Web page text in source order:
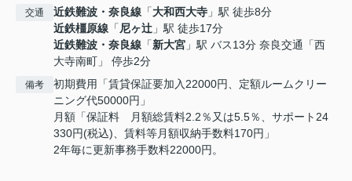
交通 近鉄難波・奈良線 「大和西大寺 」駅 徒歩8分
近鉄橿原線 「 尼ヶ辻 」駅 徒歩17分
近鉄難波・奈良線 「新大宮 」駅 バス13分 奈良交通「西
大寺南町」 停歩2分
備考
初期費用「賃貸保証要加入22000円、定額ルームクリー
ニング代50000円」
月額「保証料 月額総賃料2.2％又は5.5％、サポート24
330円(税込)、賃料等月額収納手数料170円」
2年毎に更新事務手数料22000円。